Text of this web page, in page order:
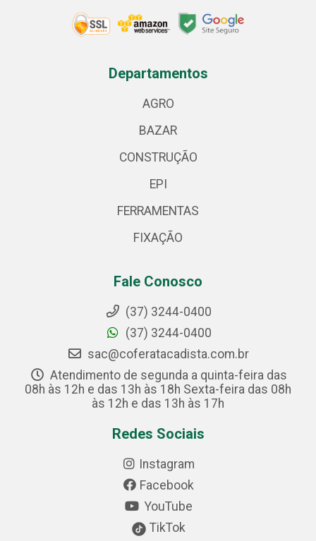
Departamentos
AGRO
BAZAR
CONSTRUÇÃO
EPI
FERRAMENTAS
FIXAÇÃO
Fale Conosco
(37) 3244-0400
(37) 3244-0400
sac@coferatacadista.com.br
Atendimento de segunda a quinta-feira das
08h às 12h e das 13h às 18h Sexta-feira das 08h
às 12h e das 13h às 17h
Redes Sociais
Instagram
Facebook
YouTube
TikTok